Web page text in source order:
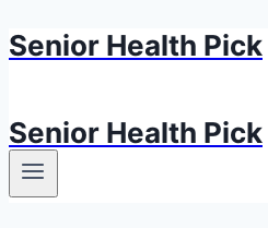
Skip
Senior Health Pick
Senior Health Pick